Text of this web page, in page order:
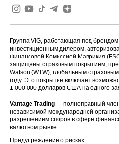
Группа VIG, работающая под брендом
инвестиционным дилером,
Финансовой Комиссией Маврикия
защищены страховым покрытием,
Watson (WTW), глобальным
году. Это покрытие включает
1 000 000 долларов США на одного
Vantage Trading — полноправный
независимой международной
разрешением споров в сфере
валютном рынке.
Предупреждение о рисках: